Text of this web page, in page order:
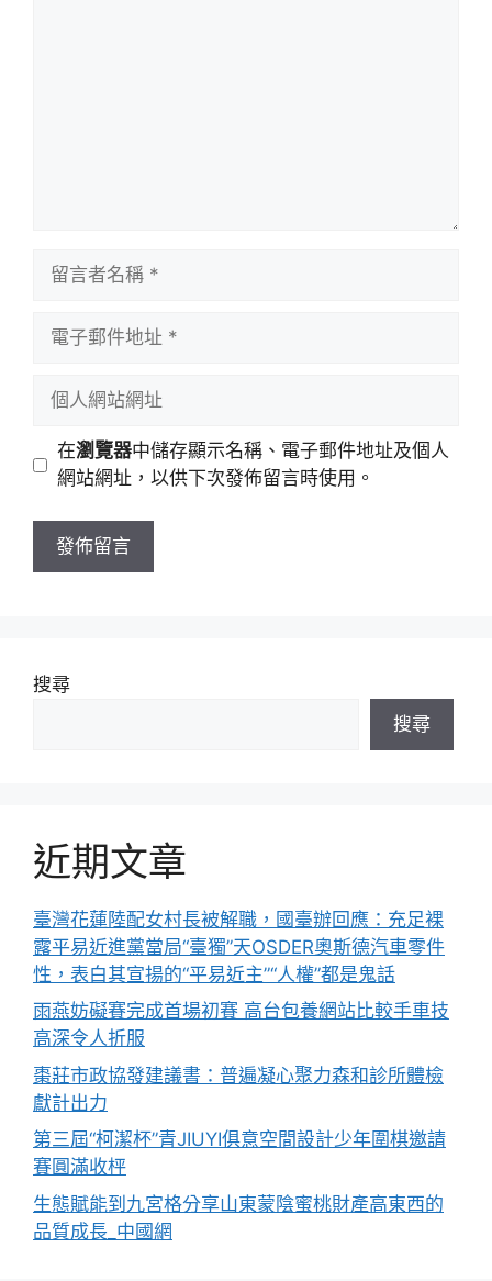
址
站
址
在瀏覽器中儲存顯示名稱、電子郵件地址及個人
網站網址，以供下次發佈留言時使用。
搜尋
搜尋
近期文章
臺灣花蓮陸配女村長被解職，國臺辦回應：充足裸
露平易近進黨當局“臺獨”天OSDER奧斯德汽車零件
性，表白其宣揚的“平易近主”“人權”都是鬼話
雨燕妨礙賽完成首場初賽 高台包養網站比較手車技
高深令人折服
棗莊市政協發建議書：普遍凝心聚力森和診所體檢
獻計出力
第三屆“柯潔杯”青JIUYI俱意空間設計少年圍棋邀請
賽圓滿收枰
生態賦能到九宮格分享山東蒙陰蜜桃財產高東西的
品質成長_中國網